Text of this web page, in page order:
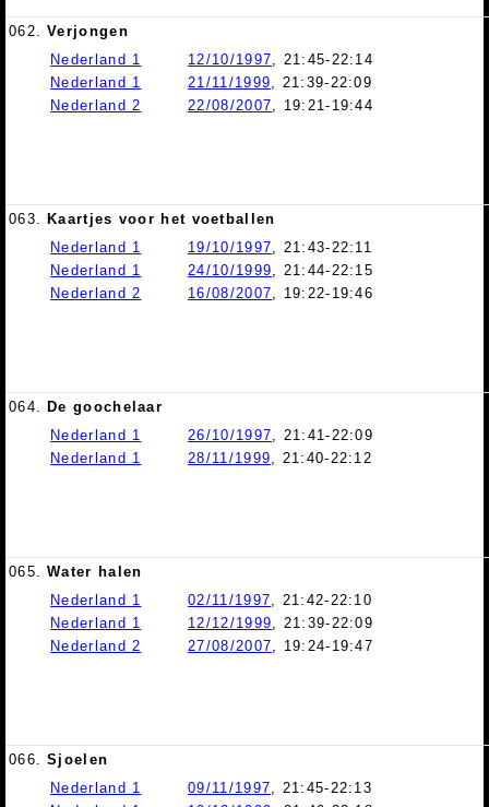
062. Verjongen
Nederland 1
12/10/1997, 21:45-22:14
Nederland 1
21/11/1999, 21:39-22:09
Nederland 2
22/08/2007, 19:21-19:44
063. Kaartjes voor het voetballen
Nederland 1
19/10/1997, 21:43-22:11
Nederland 1
24/10/1999, 21:44-22:15
Nederland 2
16/08/2007, 19:22-19:46
064. De goochelaar
Nederland 1
26/10/1997, 21:41-22:09
Nederland 1
28/11/1999, 21:40-22:12
065. Water halen
Nederland 1
02/11/1997, 21:42-22:10
Nederland 1
12/12/1999, 21:39-22:09
Nederland 2
27/08/2007, 19:24-19:47
066. Sjoelen
Nederland 1
09/11/1997, 21:45-22:13